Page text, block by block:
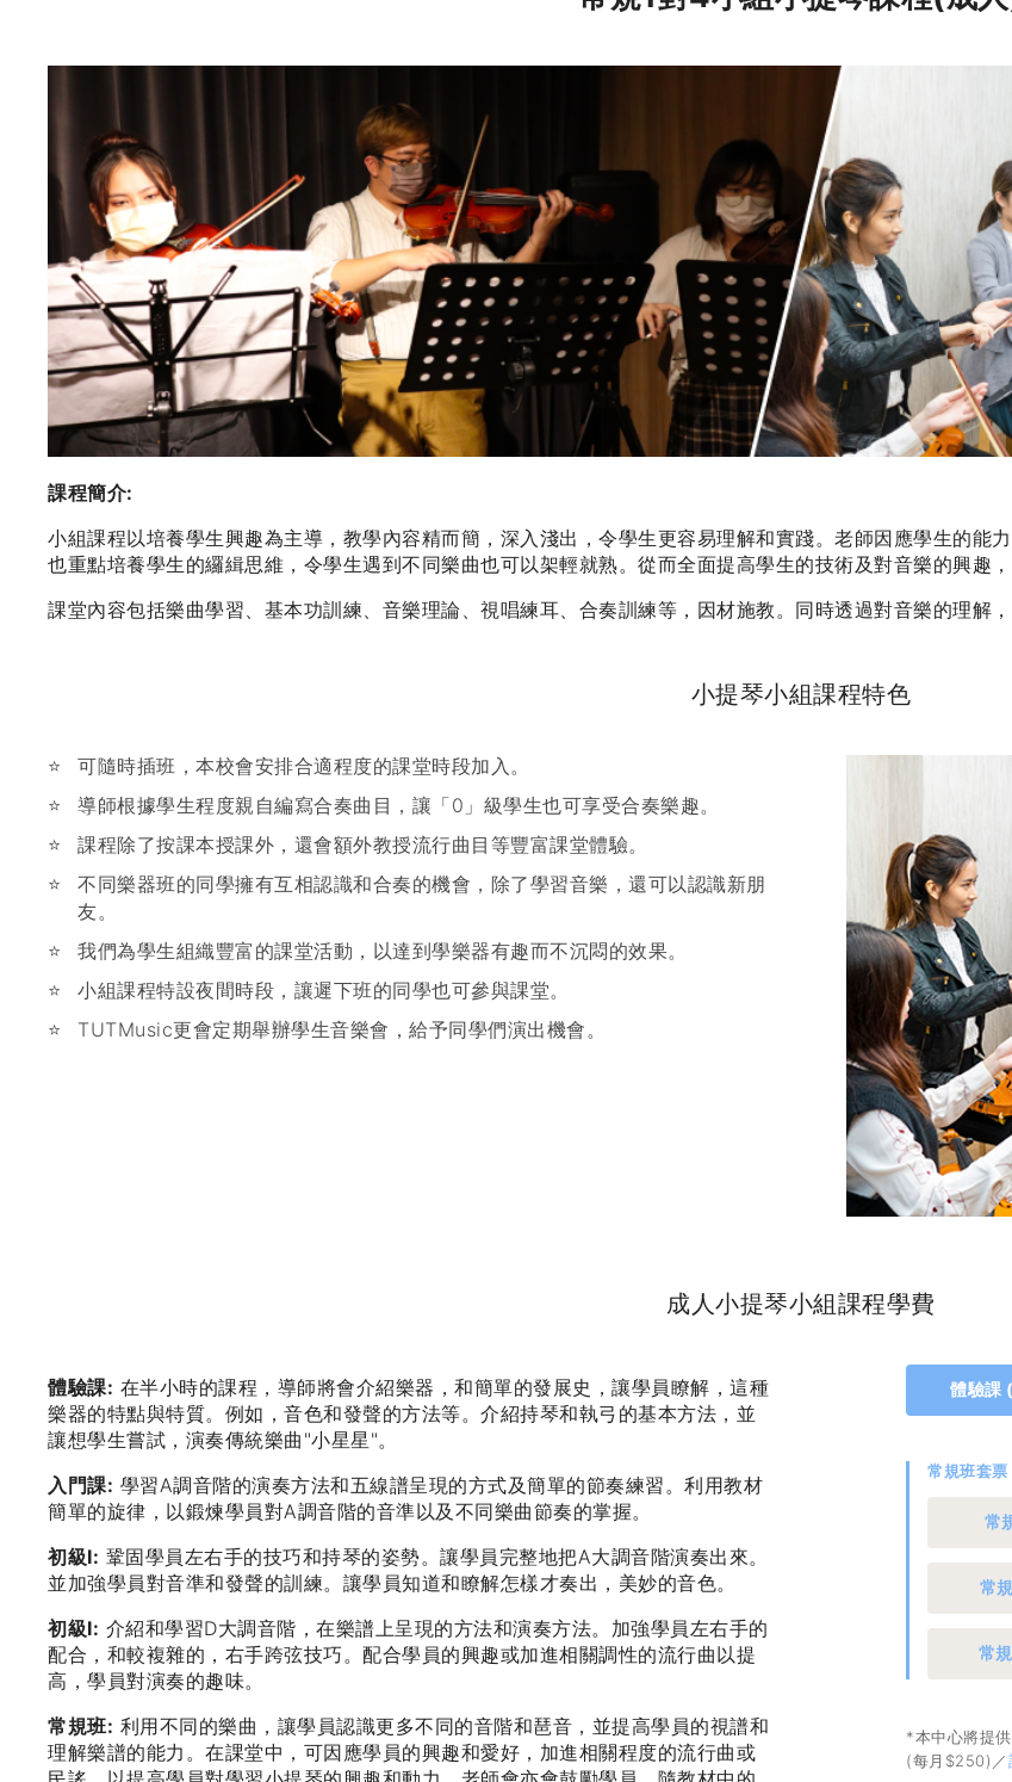
課程簡介:
小組課程以培養學生興趣為主導，教學內容精而簡，深入淺出，令學生更容易理解和實踐。老師因應學生的能
也重點培養學生的纙緝思維，令學生遇到不同樂曲也可以架輕就熟。從而全面提高學生的技術及對音樂的興趣，
課堂內容包括樂曲學習、基本功訓練、音樂理論、視唱練耳、合奏訓練等，因材施教。同時透過對音樂的理解
小提琴小組課程特色
可隨時插班，本校會安排合適程度的課堂時段加入。
導師根據學生程度親自編寫合奏曲目，讓「0」級學生也可享受合奏樂趣。
課程除了按課本授課外，還會額外教授流行曲目等豐富課堂體驗。
不同樂器班的同學擁有互相認識和合奏的機會，除了學習音樂，還可以認識新朋
友。
我們為學生組織豐富的課堂活動，以達到學樂器有趣而不沉悶的效果。
小組課程特設夜間時段，讓遲下班的同學也可參與課堂。
TUTMusic更會定期舉辦學生音樂會，給予同學們演出機會。
成人小提琴小組課程學費
體驗課: 在半小時的課程，導師將會介紹樂器，和簡單的發展史，讓學員瞭解，這種
樂器的特點與特質。例如，音色和發聲的方法等。介紹持琴和執弓的基本方法，並
讓想學生嘗試，演奏傳統樂曲"小星星"。
入門課: 學習A調音階的演奏方法和五線譜呈現的方式及簡單的節奏練習。利用教材
簡單的旋律，以鍛煉學員對A調音階的音準以及不同樂曲節奏的掌握。
初級I: 鞏固學員左右手的技巧和持琴的姿勢。讓學員完整地把A大調音階演奏出來。
並加強學員對音準和發聲的訓練。讓學員知道和瞭解怎樣才奏出，美妙的音色。
初級I: 介紹和學習D大調音階，在樂譜上呈現的方法和演奏方法。加強學員左右手的
配合，和較複雜的，右手跨弦技巧。配合學員的興趣或加進相關調性的流行曲以提
高，學員對演奏的趣味。
常規班: 利用不同的樂曲，讓學員認識更多不同的音階和琶音，並提高學員的視譜和
理解樂譜的能力。在課堂中，可因應學員的興趣和愛好，加進相關程度的流行曲或
體驗課
常規班套票
常
常
常
*本中心將提
(每月$250)／